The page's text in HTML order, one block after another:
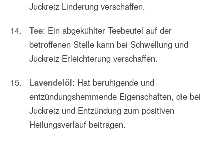
Juckreiz Linderung verschaffen.
Tee: Ein abgekühlter Teebeutel auf der
betroffenen Stelle kann bei Schwellung und
Juckreiz Erleichterung verschaffen.
Lavendelöl: Hat beruhigende und
entzündungshemmende Eigenschaften, die bei
Juckreiz und Entzündung zum positiven
Heilungsverlauf beitragen.